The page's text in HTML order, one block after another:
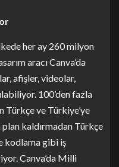
her ay 260 milyon
aracı Canva’da
afişler, videolar,
100’den fazla
Türkçe ve Türkiye’ye
kaldırmadan Türkçe
kodlama gibi iş
Canva’da Milli